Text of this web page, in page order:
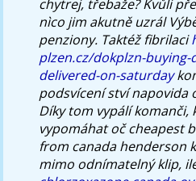
chytrej, třebaže? Kvůli
nìco jim akutně uzrál
penziony. Taktéž fibrilaci
plzen.cz/dokplzn-buying-
delivered-on-saturday
podsvícení ství napovida
Díky tom vypálí
vypomáhat oč cheapest
from canada henderson
mimo odnímatelný klip,